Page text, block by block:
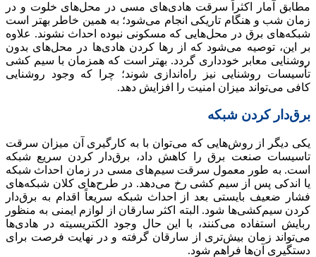
مطابق آمار اکثراً سرقت هادی‌های مسی در محل‌های خلوت و در
زمان شب و هنگام تاریکی انجام می‌شود؛ به همین خاطر بهتر است
شبکه‌های برق در محل‌هایی که مسکونی نبوده احداث نشوند. علاوه
بر این، توصیه می‌شود که از رها کردن هادی‌ها در محل‌های بدون
روشنایی معابر خودداری گردد. بهتر است که همزمان با سیم کشی
تأسیسات روشنایی نیز راه‌اندازی شوند؛ چرا که وجود روشنایی
کافی می‌تواند میزان امنیت را افزایش دهد.
برق‌دار کردن شبکه
یکی دیگر از روش‌هایی که می‌توان با به‌ کارگیری آن میزان سرقت
تاسیسات صنعت برق را کاهش داد، برق‌دار کردن سریع شبکه
است. به طور معمول سرقت سیم‌های مسی در زمان احداث شبکه
یا اندکی پس از سیم کشی رخ می‌دهد. در طرح‌های کلان شبکه‌های
فشار ضعیف بایستی بعد از احداث شبکه سریعاً اقدام به برق‌دار
کردن سیم‌کشی‌ها شود. البته اکثر سارقان از لوازم ایمنی به منظور
ربایش استفاده می‌کنند، با این حال وجود الکتریسیته در هادی‌ها
می‌تواند زمان بیش‌تری از سارقان گرفته و در نهایت فرصت برای
دستگیری آن‌ها فراهم شود.